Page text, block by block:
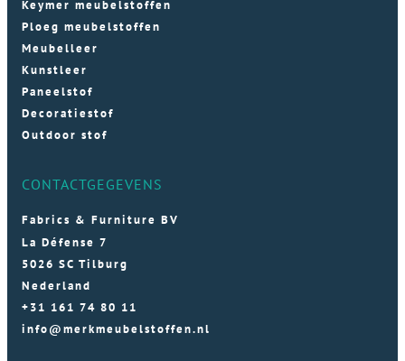
Keymer meubelstoffen
Ploeg meubelstoffen
Meubelleer
Kunstleer
Paneelstof
Decoratiestof
Outdoor stof
CONTACTGEGEVENS
Fabrics & Furniture BV
La Défense 7
5026 SC Tilburg
Nederland
+31 161 74 80 11
info@merkmeubelstoffen.nl